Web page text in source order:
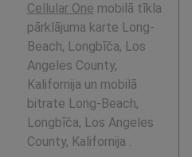
Cellular One mobilā tīkla
pārklājuma karte Long-
Beach, Longbīča, Los
Angeles County,
Kalifornija un mobilā
bitrate Long-Beach,
Longbīča, Los Angeles
County, Kalifornija .